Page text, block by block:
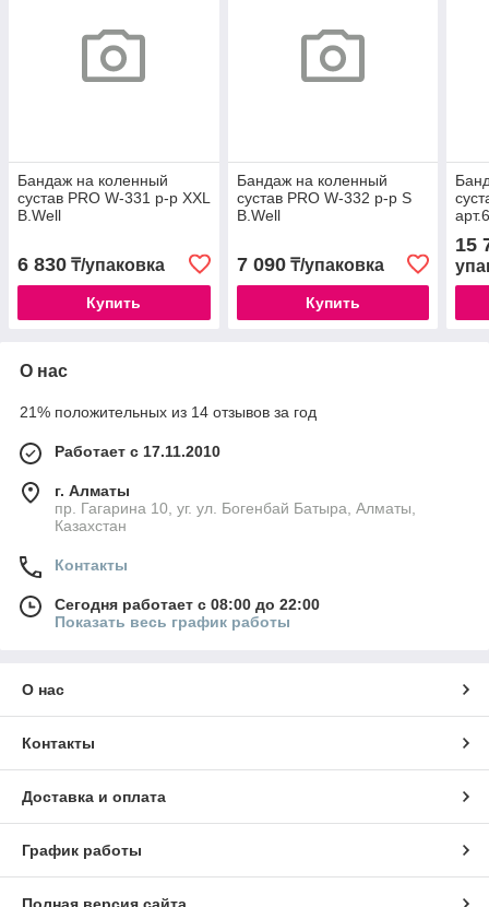
Бандаж на коленный
сустав PRO W-331 р-р XXL
B.Well
6 830 ₸/упаковка
Купить
Бандаж на коленный
сустав PRO W-332 р-р S
B.Well
7 090₸/упаковка
Купить
15
О нас
21% положительных из 14 отзывов за год
Работает с 17.11.2010
г. Алматы
пр. Гагарина 10, уг. ул. Богенбай Батыра, Алматы,
Казахстан
Контакты
Сегодня работает с 08:00 до 22:00
Показать весь график работы
О нас
Контакты
Доставка и оплата
График работы
Полная версия сайта